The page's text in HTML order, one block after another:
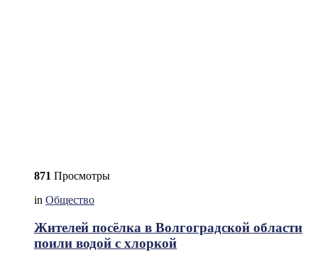
871 Просмотры
in Общество
Жителей посёлка в Волгоградской области
поили водой с хлоркой